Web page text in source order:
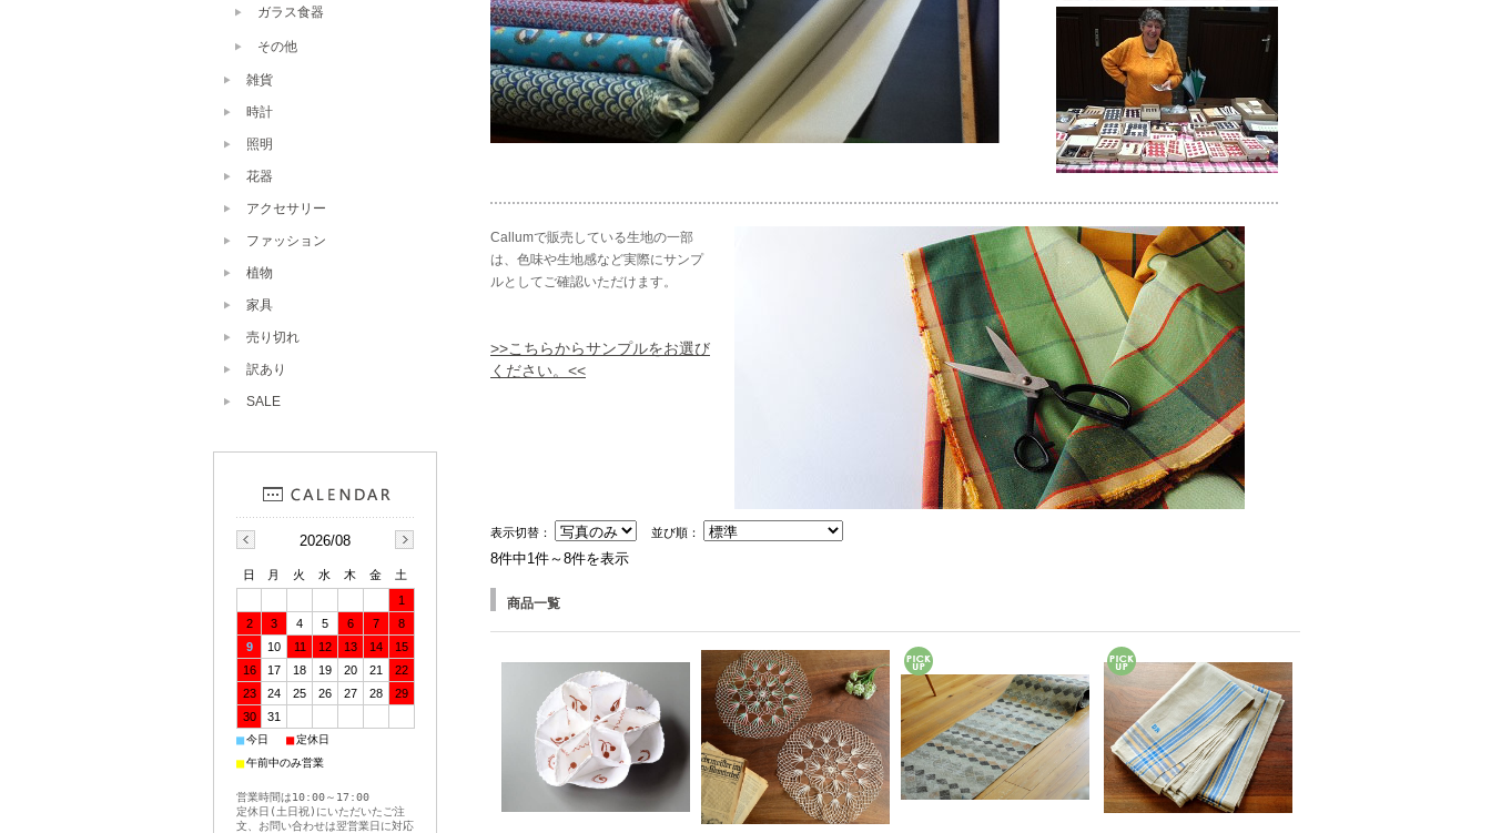
Callumで販売している生地の一部
は、色味や生地感など実際にサンプ
ルとしてご確認いただけます。
>>こちらからサンプルをお選び
ください。<<
表示切替： 並び順：
8件中1件～8件を表示
商品一覧
ガラス食器
その他
雑貨
時計
照明
花器
アクセサリー
ファッション
植物
家具
売り切れ
訳あり
SALE
2026/08
日 月 火 水 木 金
土
1
2
3 4 5 6 7
8
9
10 11 12 13 14
15
16
17 18 19 20 21
22
23
24 25 26 27 28
29
30
31
■今日 ■定休日
■午前中のみ営業
営業時間は10:00～17:00
定休日(土日祝)にいただいたご注
文、お問い合わせは翌営業日に対応